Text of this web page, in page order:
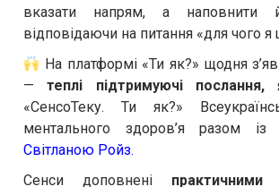
вказати напрям, а наповнити
відповідаючи на питання «для чого
На платформі «Ти як?» щодня
—теплі підтримуючі послання,
«СенсоТеку. Ти як?»
ментального здоров’я разом із
Світланою Ройз.
Сенси доповнені